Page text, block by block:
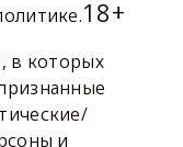
18+
в которых
и